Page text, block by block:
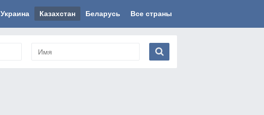
Украина Казахстан Беларусь Все страны